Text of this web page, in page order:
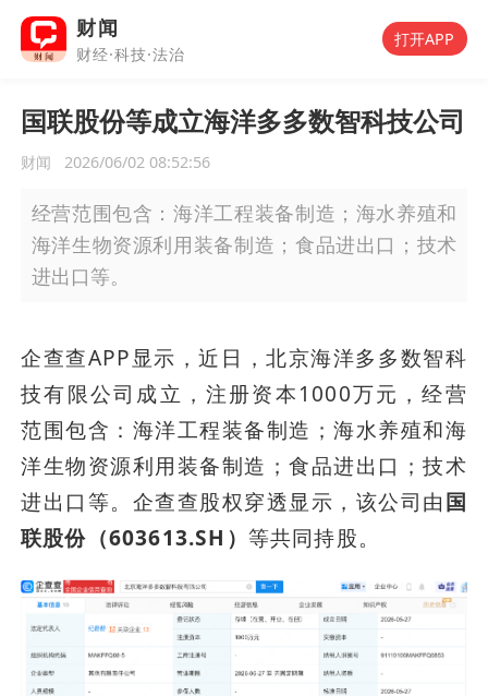
财闻
财经·科技·法治
打开APP
国联股份等成立海洋多多数智科技公司
财闻 2026/06/02 08:52:56
经营范围包含：海洋工程装备制造；海水养殖和
海洋生物资源利用装备制造；食品进出口；技术
进出口等。
企查查APP显示，近日，北京海洋多多数智科
技有限公司成立，注册资本1000万元，经营
范围包含：海洋工程装备制造；海水养殖和海
洋生物资源利用装备制造；食品进出口；技术
进出口等。企查查股权穿透显示，该公司由国
联股份（603613.SH） 等共同持股。